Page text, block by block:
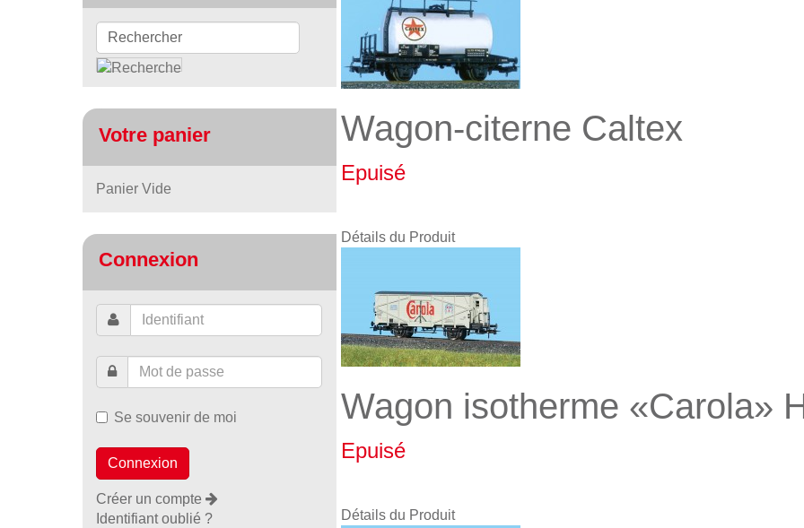
Wagon-citerne Caltex
Epuisé
Détails du Produit
Wagon isotherme «Carola»
Epuisé
Détails du Produit
Votre panier
Panier Vide
Connexion
Se souvenir de moi
Créer un compte
Identifiant oublié ?